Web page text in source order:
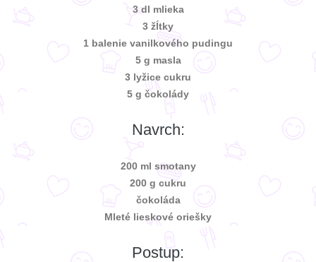
3 dl mlieka
3 žĺtky
1 balenie vanilkového pudingu
5 g masla
3 lyžice cukru
5 g čokolády
Navrch:
200 ml smotany
200 g cukru
čokoláda
Mleté lieskové oriešky
Postup: